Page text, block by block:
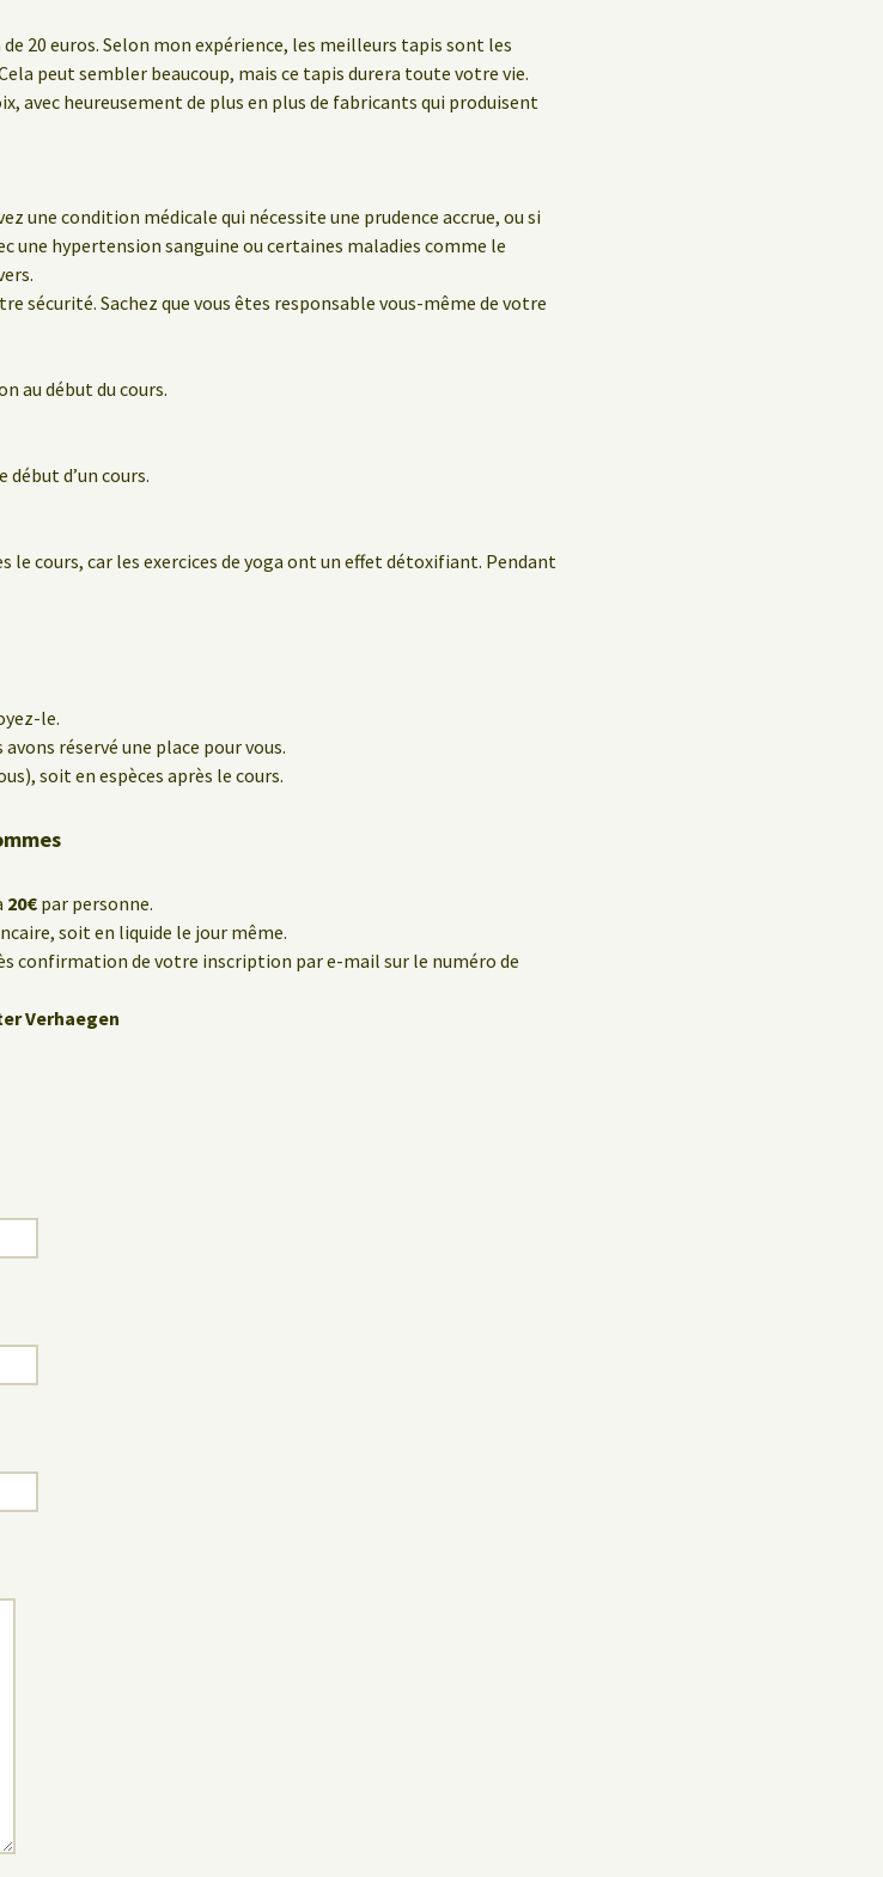
20 euros. Selon mon expérience, les meilleurs tapis sont les
peut sembler beaucoup, mais ce tapis durera toute votre vie.
avec heureusement de plus en plus de fabricants qui produisent
une condition médicale qui nécessite une prudence accrue, ou si
une hypertension sanguine ou certaines maladies comme le
sécurité. Sachez que vous êtes responsable vous-même de votre
au début du cours.
début d’un cours.
cours, car les exercices de yoga ont un effet détoxifiant. Pendant
le.
réservé une place pour vous.
soit en espèces après le cours.
20€ par personne.
soit en liquide le jour même.
confirmation de votre inscription par e-mail sur le numéro de
Verhaegen